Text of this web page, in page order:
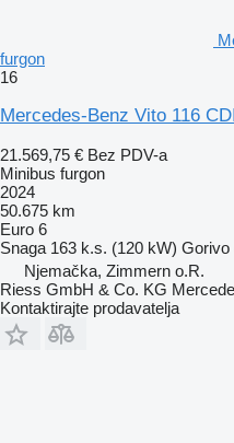
furgon
16
Mercedes-Benz Vito 116 CDI
21.569,75 € Bez PDV-a
Minibus furgon
2024
50.675 km
Euro 6
Snaga 163 k.s. (120 kW) Gorivo
Njemačka, Zimmern o.R.
Riess GmbH & Co. KG
Kontaktirajte prodavatelja